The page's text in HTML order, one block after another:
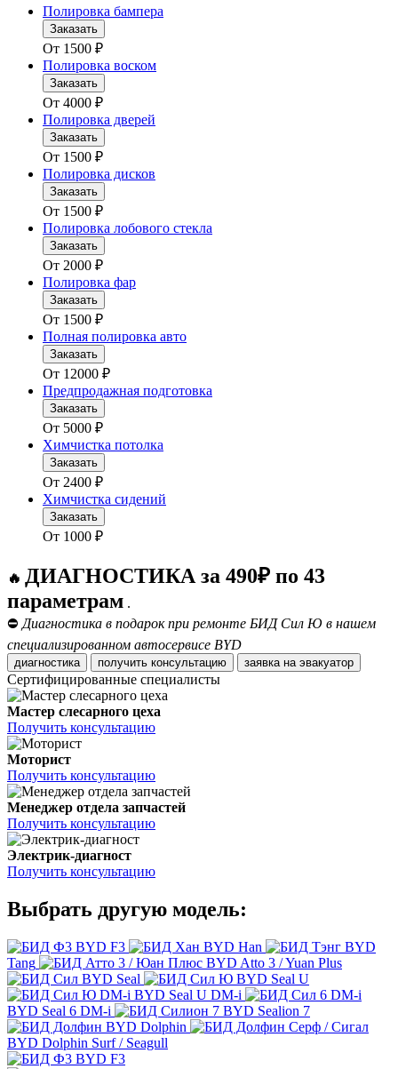
Полировка бампера
Заказать
От 1500 ₽
Полировка воском
Заказать
От 4000 ₽
Полировка дверей
Заказать
От 1500 ₽
Полировка дисков
Заказать
От 1500 ₽
Полировка лобового стекла
Заказать
От 2000 ₽
Полировка фар
Заказать
От 1500 ₽
Полная полировка авто
Заказать
От 12000 ₽
Предпродажная подготовка
Заказать
От 5000 ₽
Химчистка потолка
Заказать
От 2400 ₽
Химчистка сидений
Заказать
От 1000 ₽
🔥 ДИАГНОСТИКА за 490₽ по 43
параметрам .
⛔ Диагностика в подарок при ремонте БИД Сил Ю в нашем
специализированном автосервисе BYD
диагностика получить консультацию заявка на эвакуатор
Сертифицированные специалисты
Мастер слесарного цеха
Получить консультацию
Моторист
Получить консультацию
Менеджер отдела запчастей
Получить консультацию
Электрик-диагност
Получить консультацию
Выбрать другую модель:
BYD F3 BYD Han
BYD
Tang
BYD Atto 3 / Yuan Plus
BYD Seal
BYD Seal U
BYD Seal U DM-i
BYD Seal 6 DM-i
BYD Sealion 7
BYD Dolphin
BYD Dolphin Surf / Seagull
BYD F3